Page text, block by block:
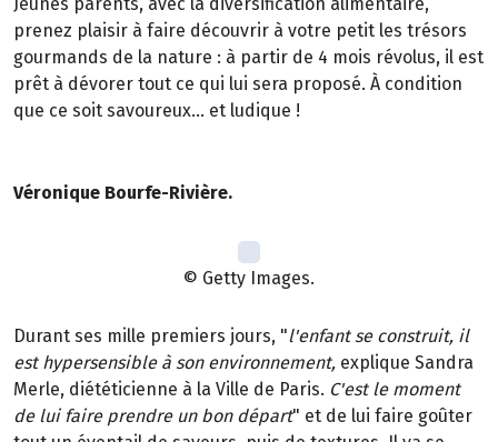
prenez plaisir à faire découvrir à votre petit les trésors
gourmands de la nature : à partir de 4 mois révolus, il est
prêt à dévorer tout ce qui lui sera proposé. À condition
que ce soit savoureux… et ludique !
Véronique Bourfe-Rivière.
© Getty Images.
Durant ses mille premiers jours, "l'enfant se construit, il
est hypersensible à son environnement, explique Sandra
Merle, diététicienne à la Ville de Paris. C'est le moment
de lui faire prendre un bon départ" et de lui faire goûter